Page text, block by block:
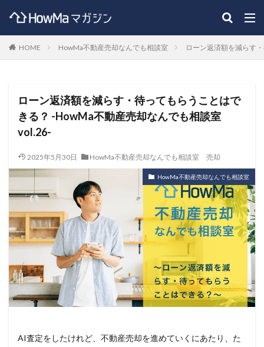
HOME HowMa不動産売却なんでも相談室 ローン返済額を減らす
ローン返済額を減らす・待ってもらうことはで
きる？ -HowMa不動産売却なんでも相談室
vol.26-
2025年5月30日 HowMa不動産売却なんでも相談室 売却
HowMa不動産売却なんでも相談室
AI査定をしたけれど、不動産売却を進めていくにあたり、た